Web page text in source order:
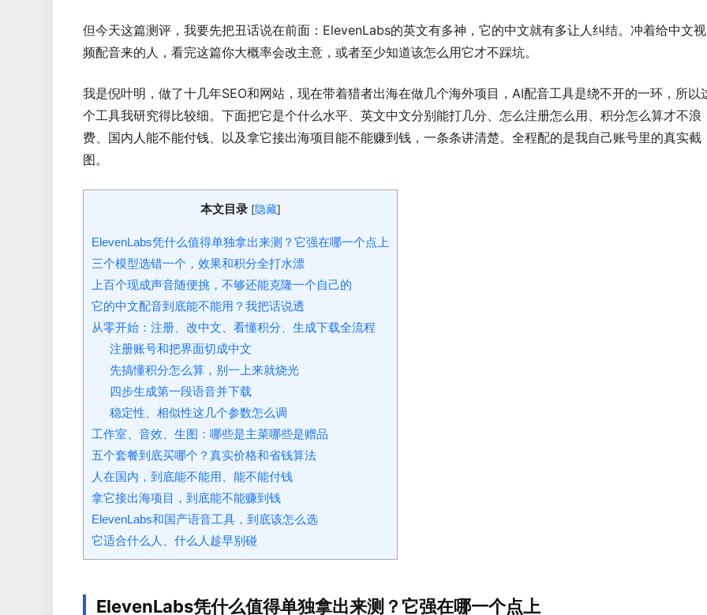
但今天这篇测评，我要先把丑话说在前面：ElevenLabs的英文有多神，它的中文就有多让人纠结。冲着给中文视
频配音来的人，看完这篇你大概率会改主意，或者至少知道该怎么用它才不踩坑。
我是倪叶明，做了十几年SEO和网站，现在带着猎者出海在做几个海外项目，AI配音工具是绕不开的一环，所以
个工具我研究得比较细。下面把它是个什么水平、英文中文分别能打几分、怎么注册怎么用、积分怎么算才不浪
费、国内人能不能付钱、以及拿它接出海项目能不能赚到钱，一条条讲清楚。全程配的是我自己账号里的真实截
图。
本文目录 [隐藏]
ElevenLabs凭什么值得单独拿出来测？它强在哪一个点上
三个模型选错一个，效果和积分全打水漂
上百个现成声音随便挑，不够还能克隆一个自己的
它的中文配音到底能不能用？我把话说透
从零开始：注册、改中文、看懂积分、生成下载全流程
注册账号和把界面切成中文
先搞懂积分怎么算，别一上来就烧光
四步生成第一段语音并下载
稳定性、相似性这几个参数怎么调
工作室、音效、生图：哪些是主菜哪些是赠品
五个套餐到底买哪个？真实价格和省钱算法
人在国内，到底能不能用、能不能付钱
拿它接出海项目，到底能不能赚到钱
ElevenLabs和国产语音工具，到底该怎么选
它适合什么人、什么人趁早别碰
ElevenLabs凭什么值得单独拿出来测？它强在哪一个点上